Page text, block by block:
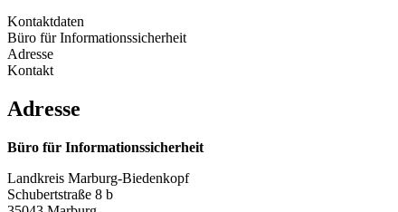
Kontaktdaten
Büro für Informationssicherheit
Adresse
Kontakt
Adresse
Büro für Informationssicherheit
Landkreis Marburg-Biedenkopf
Schubertstraße 8 b